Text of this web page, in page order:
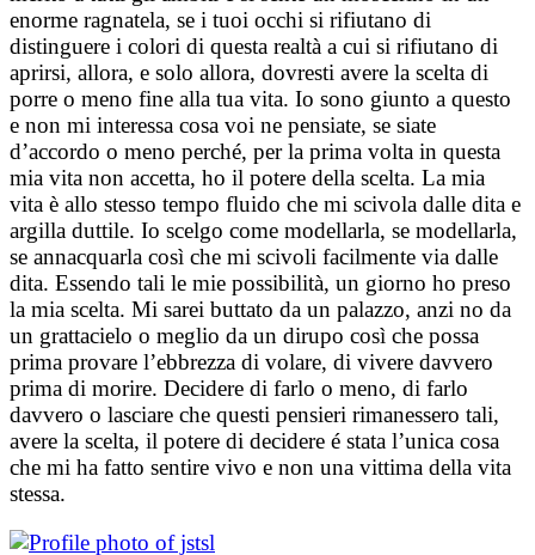
enorme ragnatela, se i tuoi occhi si rifiutano di
distinguere i colori di questa realtà a cui si rifiutano di
aprirsi, allora, e solo allora, dovresti avere la scelta di
porre o meno fine alla tua vita. Io sono giunto a questo
e non mi interessa cosa voi ne pensiate, se siate
d’accordo o meno perché, per la prima volta in questa
mia vita non accetta, ho il potere della scelta. La mia
vita è allo stesso tempo fluido che mi scivola dalle dita e
argilla duttile. Io scelgo come modellarla, se modellarla,
se annacquarla così che mi scivoli facilmente via dalle
dita. Essendo tali le mie possibilità, un giorno ho preso
la mia scelta. Mi sarei buttato da un palazzo, anzi no da
un grattacielo o meglio da un dirupo così che possa
prima provare l’ebbrezza di volare, di vivere davvero
prima di morire. Decidere di farlo o meno, di farlo
davvero o lasciare che questi pensieri rimanessero tali,
avere la scelta, il potere di decidere é stata l’unica cosa
che mi ha fatto sentire vivo e non una vittima della vita
stessa.